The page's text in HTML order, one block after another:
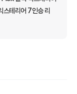
테리어 7인승 리